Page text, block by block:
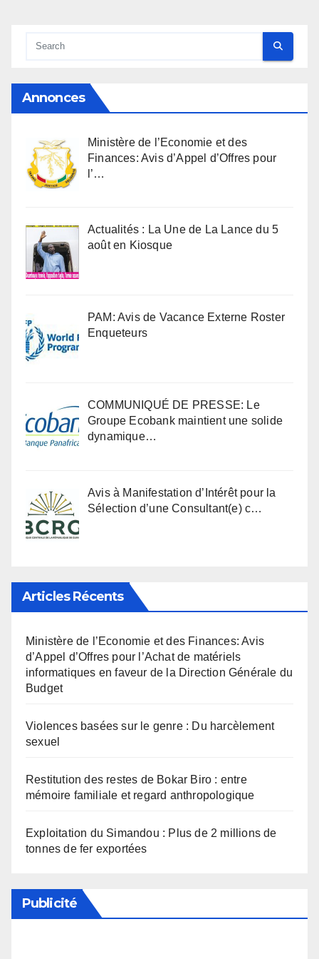
Annonces
Ministère de l’Economie et des
Finances: Avis d’Appel d’Offres pour
l’…
Actualités : La Une de La Lance du 5
août en Kiosque
PAM: Avis de Vacance Externe Roster
Enqueteurs
COMMUNIQUÉ DE PRESSE: Le
Groupe Ecobank maintient une solide
dynamique…
Avis à Manifestation d’Intérêt pour la
Sélection d’une Consultant(e) c…
Articles Récents
Ministère de l’Economie et des Finances: Avis
d’Appel d’Offres pour l’Achat de matériels
informatiques en faveur de la Direction Générale du
Budget
Violences basées sur le genre : Du harcèlement
sexuel
Restitution des restes de Bokar Biro : entre
mémoire familiale et regard anthropologique
Exploitation du Simandou : Plus de 2 millions de
tonnes de fer exportées
Publicité